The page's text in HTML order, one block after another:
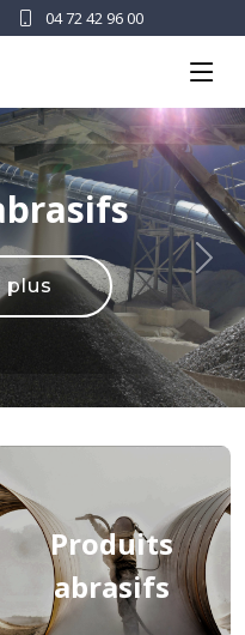
04 72 42 96 00
plus
Next
Produits
abrasifs